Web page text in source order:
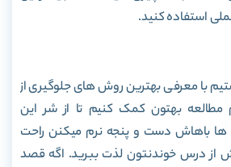
استفاده کنید.
با معرفی بهترین روش های جلوگیری از
بهتون کمک کنیم تا از شر این
باهاش دست و پنجه نرم میکنن راحت
از درس خوندنتون لذت ببرید. اگه قصد